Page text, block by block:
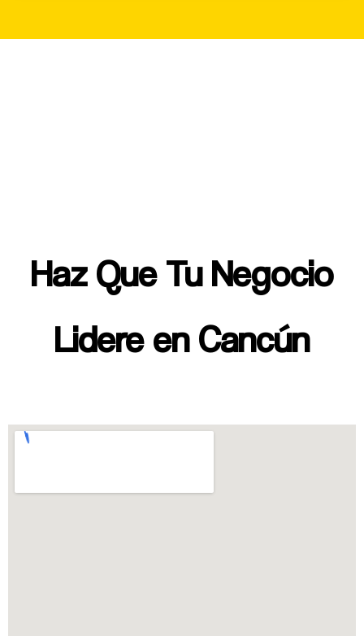
Haz Que Tu Negocio
Lidere en Cancún